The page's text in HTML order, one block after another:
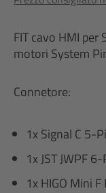
FIT cavo HMI per
motori System
Connetore:
1x Signal C 5-
1x JST JWPF
1x HIGO Mini